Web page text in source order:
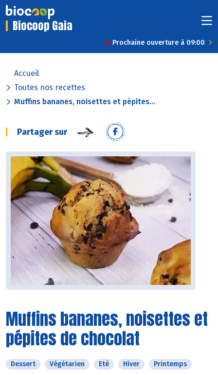
Biocoop Gaia
Prochaine ouverture à 09:00
Accueil
Toutes nos recettes
Muffins bananes, noisettes et pépites...
Partager sur
Muffins bananes, noisettes et
pépites de chocolat
Dessert Végétarien Eté Hiver Printemps